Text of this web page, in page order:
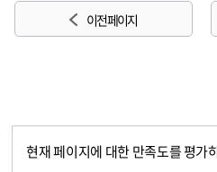
이전 페이지
현재 페이지에 대한 만족도를 평가